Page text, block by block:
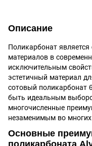
Описание
Поликарбонат
материалов в
исключительным
эстетичный материал
сотовый поликарбонат
быть идеальным
многочисленные
незаменимым во многих
Основные
поликарбоната